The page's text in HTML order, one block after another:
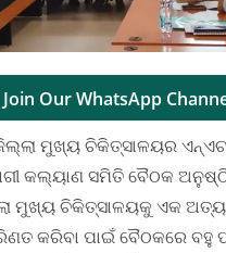
Join Our WhatsApp
ମୁଖ୍ୟ ଚିକିତ୍ସାଳୟର
କଲ୍ୟାଣ ସମିତି ବୈଠକ
ମୁଖ୍ୟ ଚିକିତ୍ସାଳୟକୁ ଏକ
କରିବା ପାଇଁ ବୈଠକରେ ବହୁ